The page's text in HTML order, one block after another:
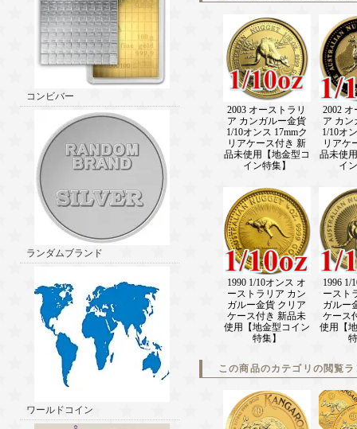
コンビバー
ランダムブランド
ワールドコイン
2003 オーストラリ
ア カンガルー金貨
1/10オンス 17mmク
リアケース付き 新
品未使用【地金型コ
イン特集】
2002
ア カン
1/10オ
リアケ
品未使
イ
1990 1/10オンス オ
ーストラリア カン
ガルー金貨 クリア
ケース付き 新品未
使用【地金型コイン
特集】
1996 1/
ースト
ガルー
ケース
使用【
この商品のカテゴリの閲覧